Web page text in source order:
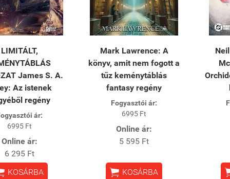
LIMITÁLT,
James S. A.
Az istenek
regény
ár:
6995 Ft
Online ár:
6 295 Ft
KOSÁRBA
Mark Lawrence: A
könyv, amit nem fogott a
tűz keménytáblás
fantasy regény
Fogyasztói ár:
6995 Ft
Online ár:
5 595 Ft
 KOSÁRBA